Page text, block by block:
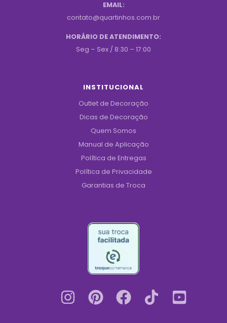
EMAIL:
contato@quartinhos.com.br
HORÁRIO DE ATENDIMENTO:
Seg – Sex / 8:30 – 17:00
INSTITUCIONAL
Outlet de Decoração
Dicas de Decoração
Quem Somos
Manual de Aplicação
Política de Entregas
Política de Privacidade
Garantias de Troca